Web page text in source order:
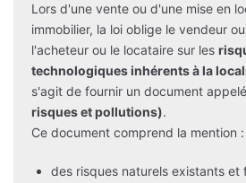
Lors d'une vente ou d'une mise en
immobilier, la loi oblige le vendeur
l'acheteur ou le locataire sur les
technologiques inhérents à la
s'agit de fournir un document appelé
risques et pollutions).
Ce document comprend la mention :
des risques naturels existants et